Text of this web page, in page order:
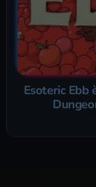
Esoteric Ebb